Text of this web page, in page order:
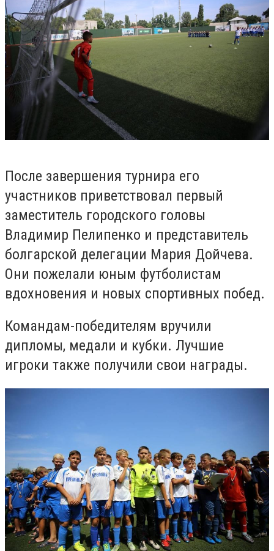
После завершения турнира его
участников приветствовал первый
заместитель городского головы
Владимир Пелипенко и представитель
болгарской делегации Мария Дойчева.
Они пожелали юным футболистам
вдохновения и новых спортивных побед.
Командам-победителям вручили
дипломы, медали и кубки. Лучшие
игроки также получили свои награды.